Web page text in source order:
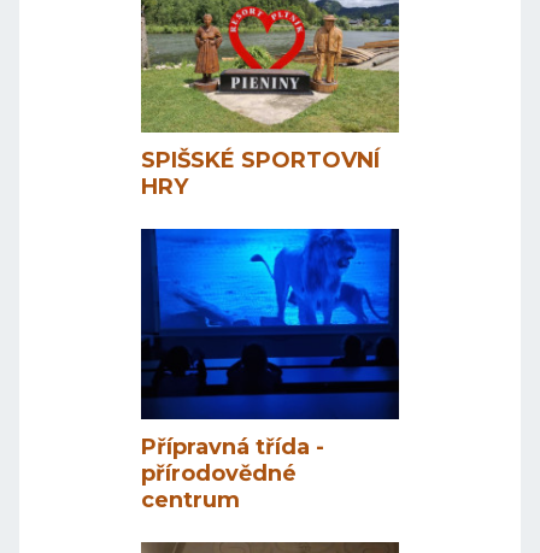
SPIŠSKÉ SPORTOVNÍ
HRY
Přípravná třída -
přírodovědné
centrum